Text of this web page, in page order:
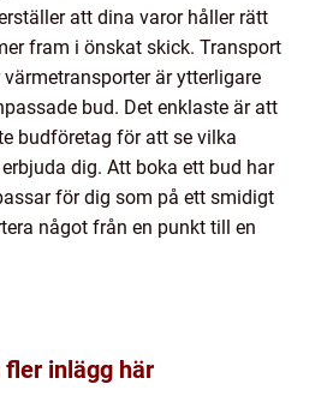
att dina varor håller rätt
fram i önskat skick. Transport
är ytterligare
bud. Det enklaste är att
budföretag för att se vilka
dig. Att boka ett bud har
för dig som på ett smidigt
något från en punkt till en
fler inlägg här